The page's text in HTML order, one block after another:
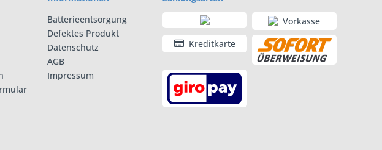
Batterieentsorgung
Defektes Produkt
Datenschutz
AGB
Impressum
Vorkasse
Kreditkarte